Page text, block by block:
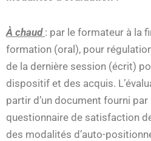
À chaud : par le formateur à la
formation (oral), pour
de la dernière session (écrit)
dispositif et des acquis.
partir d’un document fourni par
questionnaire de satisfaction
des modalités d’auto-